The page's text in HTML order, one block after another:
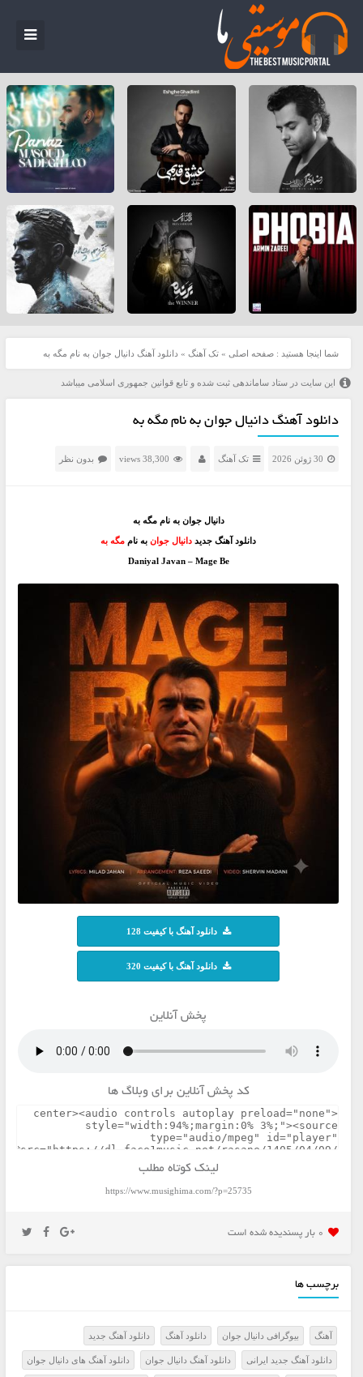
شما اینجا هستید : صفحه اصلی » تک آهنگ » دانلود آهنگ دانیال جوان به نام مگه به
این سایت در ستاد ساماندهی ثبت شده و تابع قوانین جمهوری اسلامی میباشد
دانلود آهنگ دانیال جوان به نام مگه به
30 ژوئن 2026 تک آهنگ 38,300 views بدون نظر
دانیال جوان به نام مگه به
دانلود آهنگ جدیددانیال جوانبه نام مگه به
Daniyal Javan – Mage Be
دانلود آهنگ با کیفیت 128
دانلود آهنگ با کیفیت 320
پخش آنلاین
کد پخش آنلاین برای وبلاگ ها
لینک کوتاه مطلب
https://www.musighima.com/?p=25735
0 بار پسنديده شده است
برچسب ها
آهنگ بیوگرافی دانیال جوان دانلود آهنگ دانلود آهنگ جدید
دانلود آهنگ جدید ایرانی دانلود آهنگ دانیال جوان دانلود آهنگ های دانیال جوان